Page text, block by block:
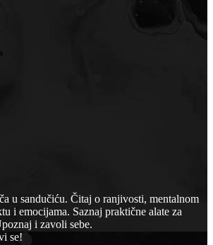
u sandučiću. Čitaj o ranjivosti, mentalnom
i emocijama. Saznaj praktične alate za
i zavoli sebe.
se!